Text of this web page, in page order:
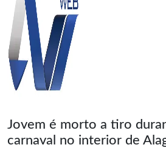
Jovem é morto a tiro
carnaval no interior de